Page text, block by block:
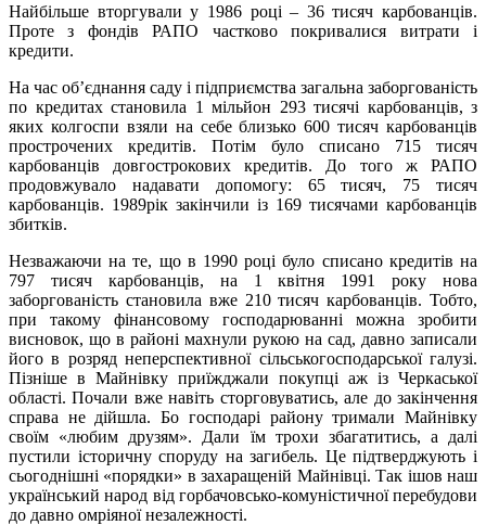
Найбільше вторгували у 1986 році – 36 тисяч карбованців.
Проте з фондів РАПО частково покривалися витрати і
кредити.
На час об’єднання саду і підприємства загальна заборгованість
по кредитах становила 1 мільйон 293 тисячі карбованців, з
яких колгоспи взяли на себе близько 600 тисяч карбованців
прострочених кредитів. Потім було списано 715 тисяч
карбованців довгострокових кредитів. До того ж РАПО
продовжувало надавати допомогу: 65 тисяч, 75 тисяч
карбованців. 1989рік закінчили із 169 тисячами карбованців
збитків.
Незважаючи на те, що в 1990 році було списано кредитів на
797 тисяч карбованців, на 1 квітня 1991 року нова
заборгованість становила вже 210 тисяч карбованців. Тобто,
при такому фінансовому господарюванні можна зробити
висновок, що в районі махнули рукою на сад, давно записали
його в розряд неперспективної сільськогосподарської галузі.
Пізніше в Майнівку приїжджали покупці аж із Черкаської
області. Почали вже навіть сторговуватись, але до закінчення
справа не дійшла. Бо господарі району тримали Майнівку
своїм «любим друзям». Дали їм трохи збагатитись, а далі
пустили історичну споруду на загибель. Це підтверджують і
сьогоднішні «порядки» в захаращеній Майнівці. Так ішов наш
український народ від горбачовсько-комуністичної перебудови
до давно омріяної незалежності.